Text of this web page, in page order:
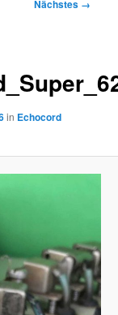
Nächstes →
in Echocord